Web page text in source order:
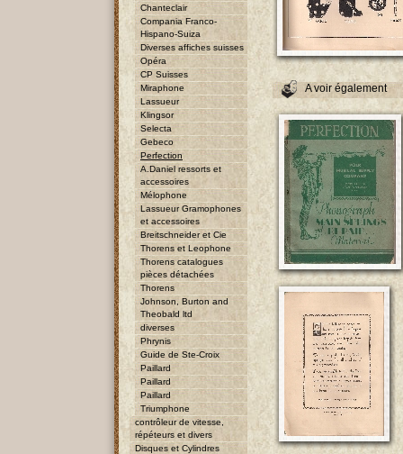
Chanteclair
Compania Franco-
Hispano-Suiza
Diverses affiches suisses
Opéra
CP Suisses
Miraphone
Lassueur
Klingsor
Selecta
Gebeco
Perfection
A.Daniel ressorts et
accessoires
Mélophone
Lassueur Gramophones
et accessoires
Breitschneider et Cie
Thorens et Leophone
Thorens catalogues
pièces détachées
Thorens
Johnson, Burton and
Theobald ltd
diverses
Phrynis
Guide de Ste-Croix
Paillard
Paillard
Paillard
Triumphone
contrôleur de vitesse,
répéteurs et divers
Disques et Cylindres
A voir également